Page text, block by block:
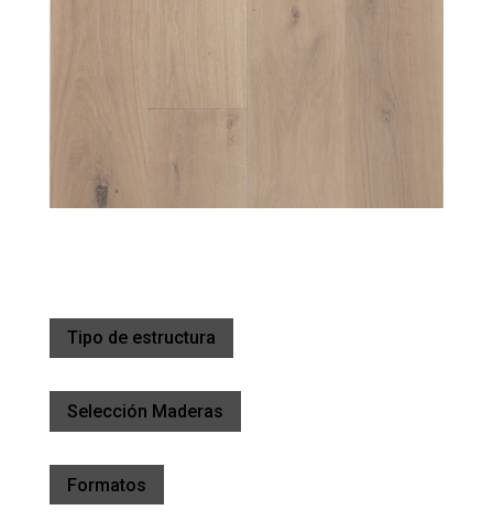
Tipo de estructura
Selección Maderas
Formatos